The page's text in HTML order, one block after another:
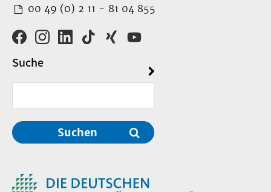
00 49 (0) 2 11 - 81 04 855
Suche
Suchen